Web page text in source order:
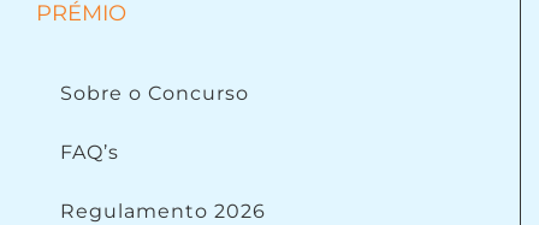
PRÉMIO
Sobre o Concurso
FAQ’s
Regulamento 2026